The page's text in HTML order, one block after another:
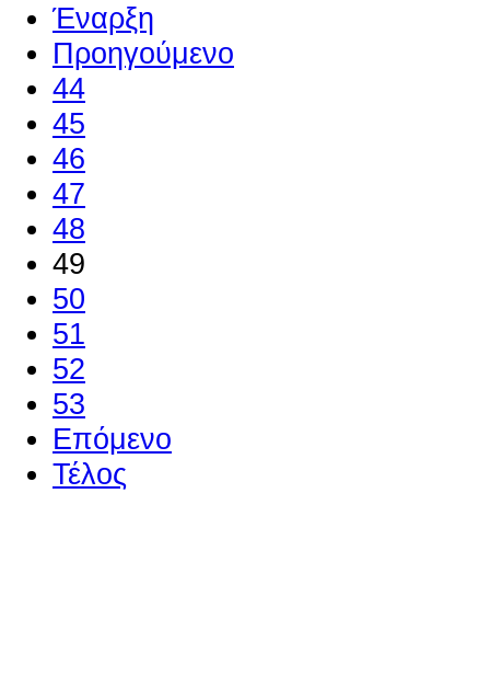
Έναρξη
Προηγούμενο
44
45
46
47
48
49
50
51
52
53
Επόμενο
Τέλος